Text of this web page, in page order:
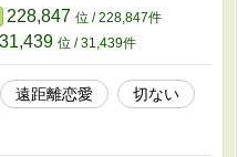
性格真逆なバリタチ同士の、ど
いハードモードで下手くそな
司（クヌギダリョウジ） 175セ
9月20日生まれ乙女座Ａ型 ごく
リーマン。 イケメン、スタイル
し。 当然モテるがゲイでバリ
（サクラアヤメ） 175センチ62
228,847 位 / 228,847件
31,439 位 / 31,439件
遠距離恋愛
切ない